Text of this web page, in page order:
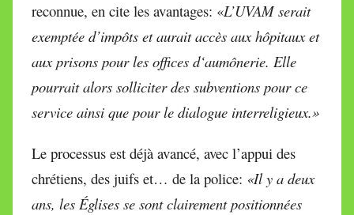
reconnue, en cite les avantages: «L’UVAM serait
exemptée d’impôts et aurait accès aux hôpitaux et
aux prisons pour les offices d‘aumônerie. Elle
pourrait alors solliciter des subventions pour ce
service ainsi que pour le dialogue interreligieux.»
Le processus est déjà avancé, avec l’appui des
chrétiens, des juifs et… de la police: «Il y a deux
ans, les Églises se sont clairement positionnées